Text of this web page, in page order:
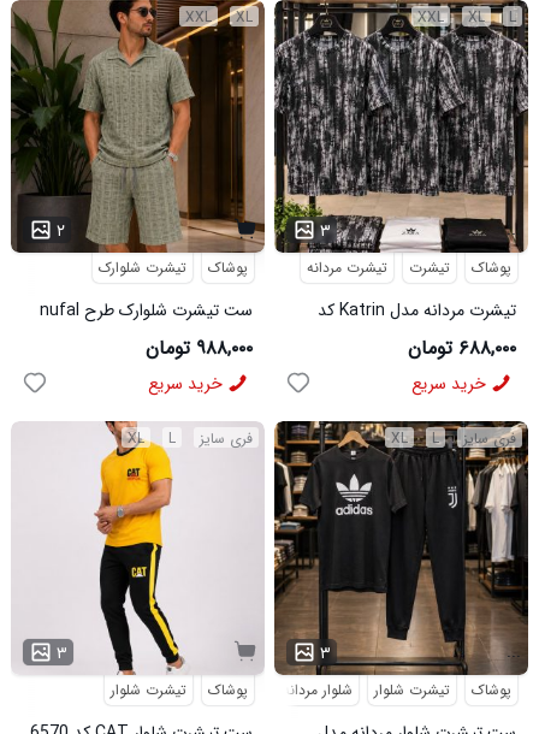
XL
XXL
۲
پوشاک تیشرت شلوارک
ست تیشرت شلوارک طرح nufal
سبز کد 6577
۹۸۸,۰۰۰ تومان
خرید سریع
L
XL
XXL
۳ ...
پوشاک تیشرت تیشرت مردانه
تیشرت مردانه مدل Katrin کد
6579
۶۸۸,۰۰۰ تومان
خرید سریع
فری سایز L
XL
۳
پوشاک تیشرت شلوار
فری سایز L
XL
۳ ...
پوشاک تیشرت شلوار شلوار مردانه